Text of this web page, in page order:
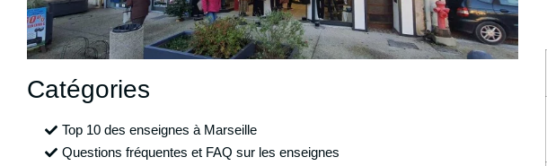
Catégories
Top 10 des enseignes à Marseille
Questions fréquentes et FAQ sur les enseignes